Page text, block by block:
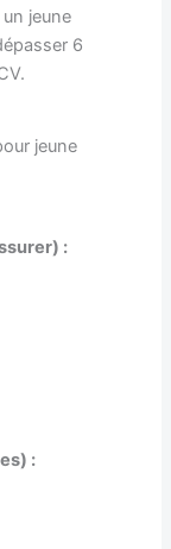
jeune
6
jeune
:
: